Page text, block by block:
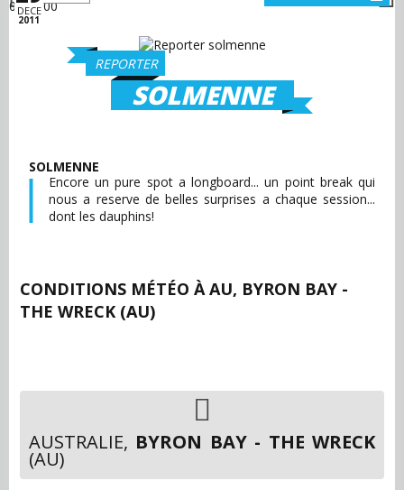
DECE
2011
REPORTER
SOLMENNE
SOLMENNE
Encore un pure spot a longboard... un point break qui
nous a reserve de belles surprises a chaque session...
dont les dauphins!
CONDITIONS MÉTÉO ÀAU, BYRON BAY -
THE WRECK (AU)
AUSTRALIE, BYRON BAY - THE WRECK
(AU)